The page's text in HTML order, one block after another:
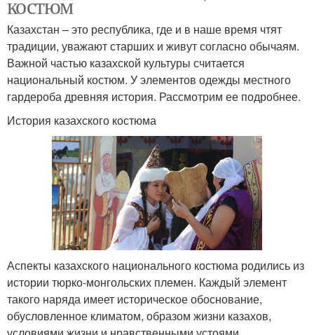
Казахстан – это республика, где и в наше время чтят
традиции, уважают старших и живут согласно обычаям.
Важной частью казахской культуры считается
национальный костюм. У элементов одежды местного
гардероба древняя история. Рассмотрим ее подробнее.
История казахского костюма
Аспекты казахского национального костюма родились из
истории тюрко-монгольских племен. Каждый элемент
такого наряда имеет историческое обоснование,
обусловленное климатом, образом жизни казахов,